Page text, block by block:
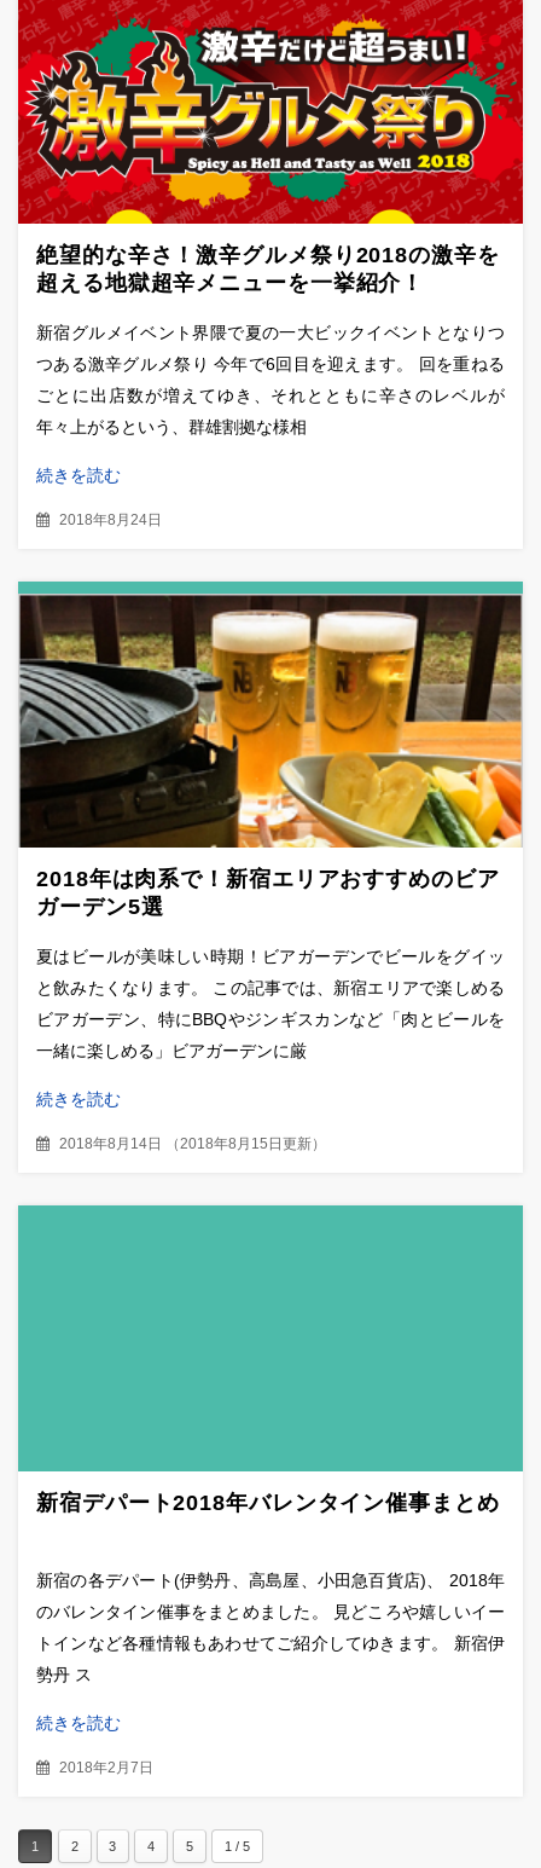
絶望的な辛さ！激辛グルメ祭り2018の激辛を
超える地獄超辛メニューを一挙紹介！
新宿グルメイベント界隈で夏の一大ビックイベントとなりつ
つある激辛グルメ祭り 今年で6回目を迎えます。 回を重ねる
ごとに出店数が増えてゆき、それとともに辛さのレベルが
年々上がるという、群雄割拠な様相
続きを読む
2018年8月24日
2018年は肉系で！新宿エリアおすすめのビア
ガーデン5選
夏はビールが美味しい時期！ビアガーデンでビールをグイッ
と飲みたくなります。 この記事では、新宿エリアで楽しめる
ビアガーデン、特にBBQやジンギスカンなど「肉とビールを
一緒に楽しめる」ビアガーデンに厳
続きを読む
2018年8月14日 （2018年8月15日更新）
新宿デパート2018年バレンタイン催事まとめ
新宿の各デパート(伊勢丹、高島屋、小田急百貨店)、 2018年
のバレンタイン催事をまとめました。 見どころや嬉しいイー
トインなど各種情報もあわせてご紹介してゆきます。 新宿伊
勢丹 ス
続きを読む
2018年2月7日
1 2 3 4 5 1 / 5